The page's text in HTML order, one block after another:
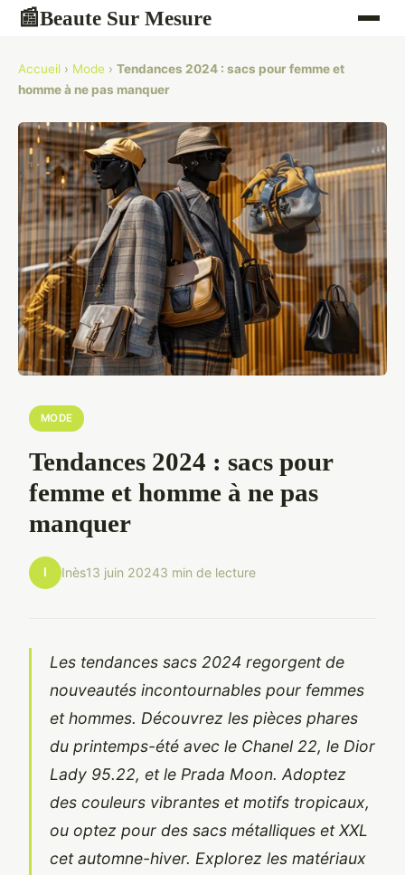
📰Beaute Sur Mesure
Accueil › Mode › Tendances 2024 : sacs pour femme et
homme à ne pas manquer
MODE
Tendances 2024 : sacs pour
femme et homme à ne pas
manquer
I Inès13 juin 20243 min de lecture
Les tendances sacs 2024 regorgent de
nouveautés incontournables pour femmes
et hommes. Découvrez les pièces phares
du printemps-été avec le Chanel 22, le Dior
Lady 95.22, et le Prada Moon. Adoptez
des couleurs vibrantes et motifs tropicaux,
ou optez pour des sacs métalliques et XXL
cet automne-hiver. Explorez les matériaux